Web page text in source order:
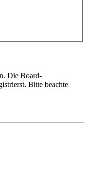
Die Board-
Bitte beachte